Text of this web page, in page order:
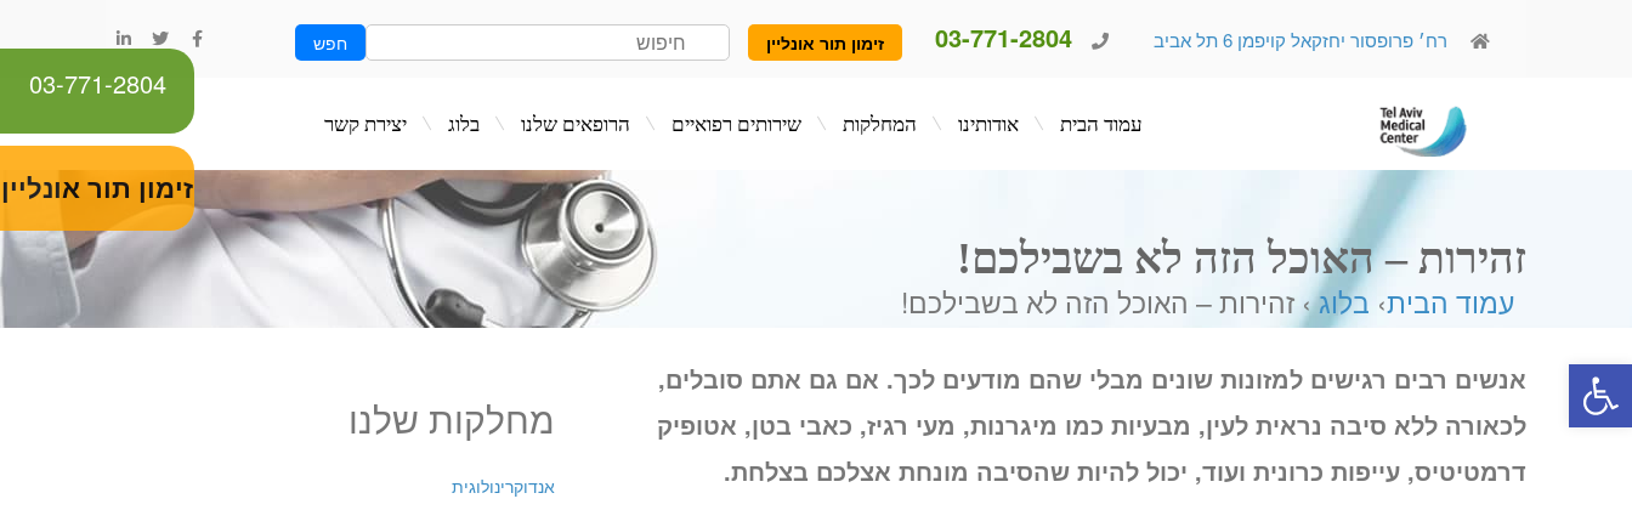
פתח סרגל נגישות
רח׳ פרופסור יחזקאל קויפמן 6 תל אביב 03-771-2804 זימון תור אונליין חפש
זהירות – האוכל הזה לא בשבילכם!
עמוד הבית› בלוג› זהירות – האוכל הזה לא בשבילכם!
אנשים רבים רגישים למזונות שונים מבלי שהם מודעים לכך. אם גם אתם סובלים,
לכאורה ללא סיבה נראית לעין, מבעיות כמו מיגרנות, מעי רגיז, כאבי בטן, אטופיק
דרמטיטיס, עייפות כרונית ועוד, יכול להיות שהסיבה מונחת אצלכם בצלחת.
מחלקות שלנו
אנדוקרינולוגית
זימון תור אונליין
03-771-2804